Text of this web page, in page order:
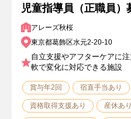
児童指導員（正職員）
アレーズ秋桜
東京都葛飾区水元2-20-10
自立支援やアフターケアに
軟で変化に対応できる施設
賞与年2回 宿直手当あり
資格取得支援あり 産休あり